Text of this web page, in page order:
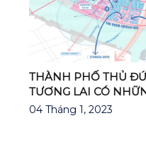
THÀNH PHỐ THỦ
TƯƠNG LAI CÓ
04 Tháng 1, 2023